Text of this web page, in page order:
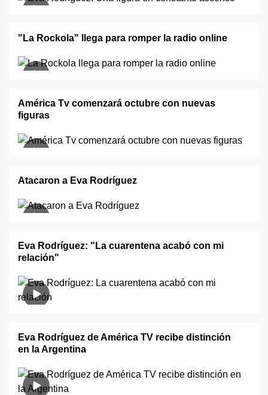
"La Rockola" llega para romper la radio online
América Tv comenzará octubre con nuevas
figuras
Atacaron a Eva Rodríguez
Eva Rodríguez: "La cuarentena acabó con mi
relación"
Eva Rodríguez de América TV recibe distinción
en la Argentina